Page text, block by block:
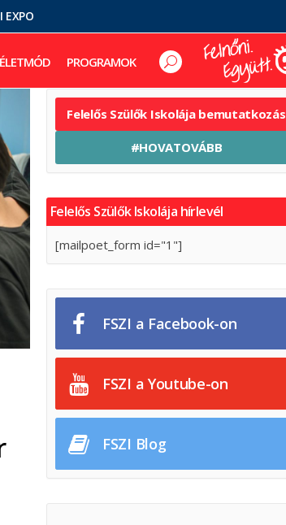
EXPO
ÉLETMÓD PROGRAMOK
Felelős Szülők Iskolája bemutatkozás
#HOVATOVÁBB
Felelős Szülők Iskolája hírlevél
[mailpoet_form id="1"]
FSZI a Facebook-on
FSZI a Youtube-on
FSZI Blog